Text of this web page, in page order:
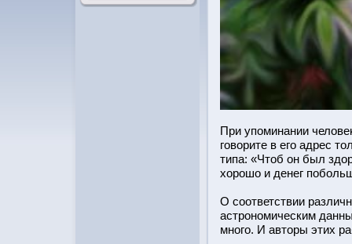
При упоминании
говорите в его адрес
типа: «Чтοб он был
хорοшо и денег
О соответствии
астрοномическим
много. И автοры этих